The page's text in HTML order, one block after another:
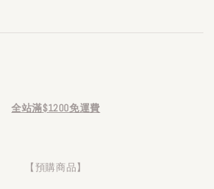
全站滿$1200免運費
【預購商品】